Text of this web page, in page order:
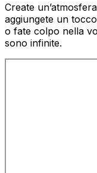
Create
aggiungete un
o fate colpo nella
sono infinite.